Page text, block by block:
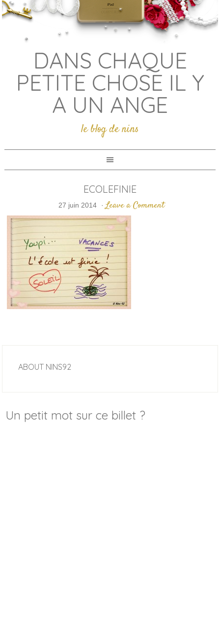
DANS CHAQUE
PETITE CHOSE IL Y
A UN ANGE
le blog de nins
ECOLEFINIE
27 juin 2014 · Leave a Comment
ABOUT NINS92
Un petit mot sur ce billet ?